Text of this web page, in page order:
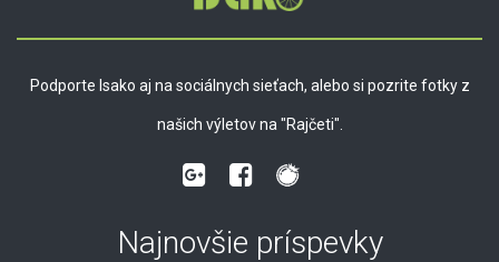
Podporte Isako aj na sociálnych sieťach, alebo si pozrite fotky z
našich výletov na "Rajčeti".
Najnovšie príspevky